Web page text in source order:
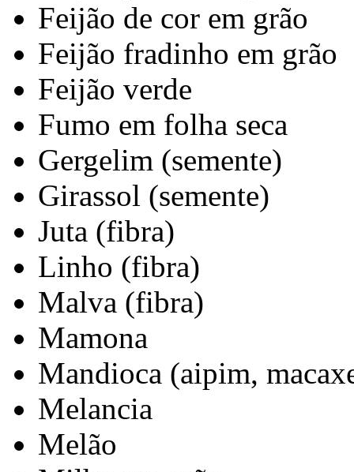
Feijão de cor em grão
Feijão fradinho em grão
Feijão verde
Fumo em folha seca
Gergelim (semente)
Girassol (semente)
Juta (fibra)
Linho (fibra)
Malva (fibra)
Mamona
Mandioca (aipim,
Melancia
Melão